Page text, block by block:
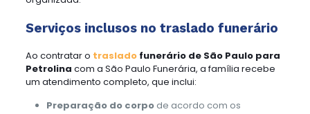
Serviços inclusos no traslado funerário
Ao contratar o trasladofunerário de São Paulo para
Petrolina com a São Paulo Funerária, a família recebe
um atendimento completo, que inclui:
Preparação do corpode acordo com os